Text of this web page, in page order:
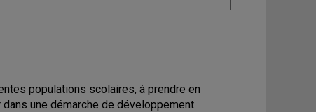
populations scolaires, à prendre en
une démarche de développement